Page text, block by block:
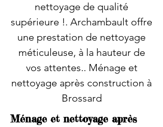
nettoyage de qualité
supérieure !. Archambault offre
une prestation de nettoyage
méticuleuse, à la hauteur de
vos attentes.. Ménage et
nettoyage après construction à
Brossard
Ménage et nettoyage après